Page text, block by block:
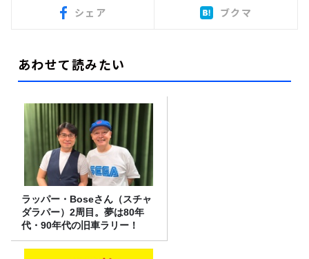
シェア ブクマ
あわせて読みたい
ラッパー・Boseさん（スチャ
ダラパー）2周目。夢は80年
代・90年代の旧車ラリー！